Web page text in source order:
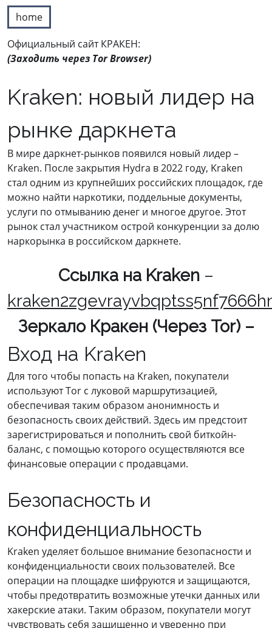
home
Официальный сайт КРАКЕН:
(Заходить через Tor Browser)
Kraken: новый лидер на
рынке даркнета
В мире даркнет-рынков появился новый лидер –
Kraken. После закрытия Hydra в 2022 году, Kraken
стал одним из крупнейших российских площадок, где
можно найти наркотики, поддельные документы,
услуги по отмыванию денег и многое другое. Этот
рынок стал участником острой конкуренции за долю
наркорынка в российском даркнете.
Cсылка на Kraken –
Зеркало Кракен (Через Tor) –
Вход на Kraken
Для того чтобы попасть на Kraken, покупатели
используют Tor с луковой маршрутизацией,
обеспечивая таким образом анонимность и
безопасность своих действий. Здесь им предстоит
зарегистрироваться и пополнить свой биткойн-
баланс, с помощью которого осуществляются все
финансовые операции с продавцами.
Безопасность и
конфиденциальность
Kraken уделяет большое внимание безопасности и
конфиденциальности своих пользователей. Все
операции на площадке шифруются и защищаются,
чтобы предотвратить возможные утечки данных или
хакерские атаки. Таким образом, покупатели могут
чувствовать себя защищенно и уверенно при